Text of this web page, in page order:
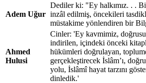
Adem Uğur
Dediler ki: "Ey halkımız. . .
inzâl edilmiş, öncekileri
müstakime yönlendiren bir
Ahmed
Hulusi
Cinler: 'Ey kavmimiz,
indirilen, içindeki önceki
hükümleri doğrulayan,
gerçekleştirecek İslâm’ı,
yolu, İslâmî hayat tarzını
dinledik.'